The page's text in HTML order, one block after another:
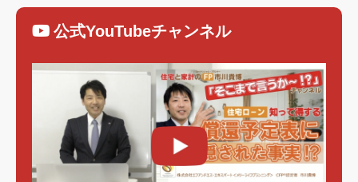
公式YouTubeチャンネル